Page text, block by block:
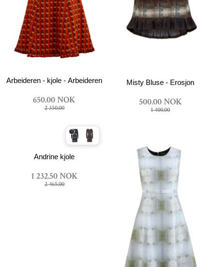
Arbeideren - kjole - Arbeideren mønster
650.00 NOK
2 350.00
Misty Bluse - Erosjon
500.00 NOK
1 400.00
Andrine kjole
1 232.50 NOK
2 465.00